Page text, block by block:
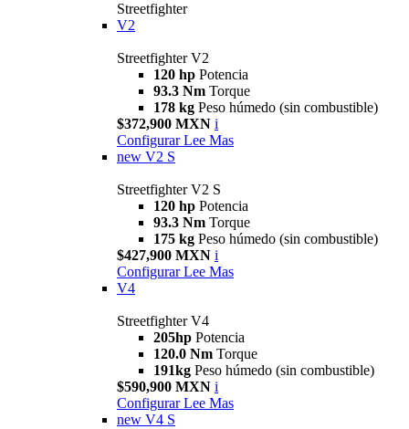
Streetfighter
V2
Streetfighter V2
120 hp Potencia
93.3 Nm Torque
178 kg Peso húmedo (sin combustible)
$372,900 MXN i
Configurar Lee Mas
new V2 S
Streetfighter V2 S
120 hp Potencia
93.3 Nm Torque
175 kg Peso húmedo (sin combustible)
$427,900 MXN i
Configurar Lee Mas
V4
Streetfighter V4
205hp Potencia
120.0 Nm Torque
191kg Peso húmedo (sin combustible)
$590,900 MXN i
Configurar Lee Mas
new V4 S